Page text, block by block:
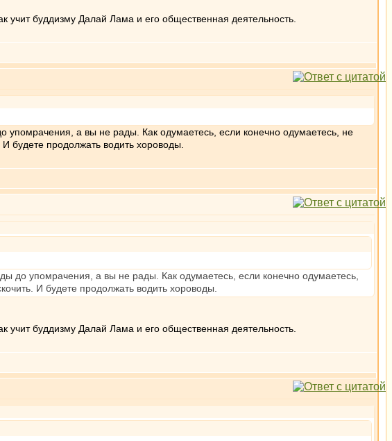
буддизму Далай Лама и его общественная деятельность.
а вы не рады. Как одумаетесь, если конечно одумаетесь, не
будете продолжать водить хороводы.
до упомрачения, а вы не рады. Как одумаетесь, если конечно одумаетесь,
И будете продолжать водить хороводы.
буддизму Далай Лама и его общественная деятельность.